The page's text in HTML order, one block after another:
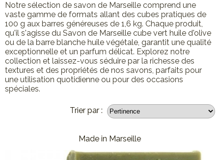
Notre sélection de savon de Marseille comprend une
vaste gamme de formats allant des cubes pratiques de
100 g aux barres généreuses de 1,6 kg. Chaque produit,
qu'il s'agisse du Savon de Marseille cube vert huile d'olive
ou de la barre blanche huile végétale, garantit une qualité
exceptionnelle et un parfum délicat. Explorez notre
collection et laissez-vous séduire par la richesse des
textures et des propriétés de nos savons, parfaits pour
une utilisation quotidienne ou pour des occasions
spéciales.
Trier par :
Made in Marseille